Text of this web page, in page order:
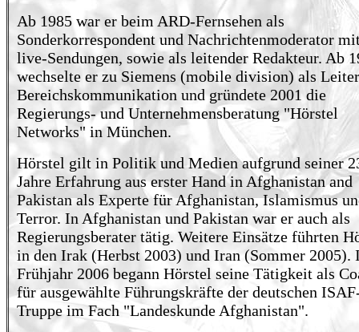
Ab 1985 war er beim ARD-Fernsehen als
Sonderkorrespondent und Nachrichtenmoderator
live-Sendungen, sowie als leitender Redakteur. Ab
wechselte er zu Siemens (mobile division) als
Bereichskommunikation und gründete 2001 die
Regierungs- und Unternehmensberatung "Hörstel
Networks" in München.
Hörstel gilt in Politik und Medien aufgrund seiner
Jahre Erfahrung aus erster Hand in Afghanistan and
Pakistan als Experte für Afghanistan, Islamismus
Terror. In Afghanistan und Pakistan war er auch als
Regierungsberater tätig. Weitere Einsätze führten
in den Irak (Herbst 2003) und Iran (Sommer 2005).
Frühjahr 2006 begann Hörstel seine Tätigkeit als
für ausgewählte Führungskräfte der deutschen
Truppe im Fach "Landeskunde Afghanistan".